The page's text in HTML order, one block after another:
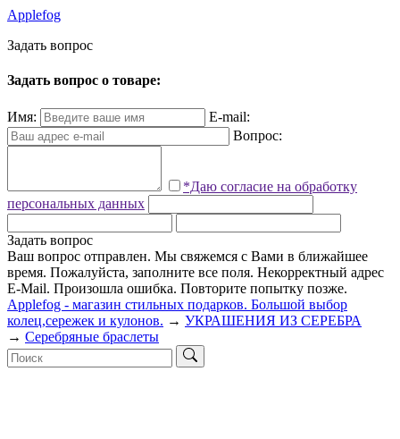
Applefog
Задать вопрос
Задать вопрос о товаре:
Имя:
E-mail:
Вопрос:
*Даю согласие на обработку
персональных данных
Задать вопрос
Ваш вопрос отправлен. Мы свяжемся с Вами в ближайшее
время. Пожалуйста, заполните все поля. Некорректный адрес
E-Mail. Произошла ошибка. Повторите попытку позже.
Applefog - магазин стильных подарков. Большой выбор
колец,сережек и кулонов. → УКРАШЕНИЯ ИЗ СЕРЕБРА
→ Серебряные браслеты